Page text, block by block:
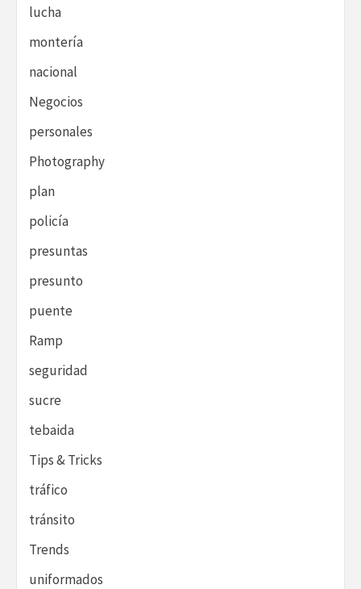
lucha
montería
nacional
Negocios
personales
Photography
plan
policía
presuntas
presunto
puente
Ramp
seguridad
sucre
tebaida
Tips & Tricks
tráfico
tránsito
Trends
uniformados